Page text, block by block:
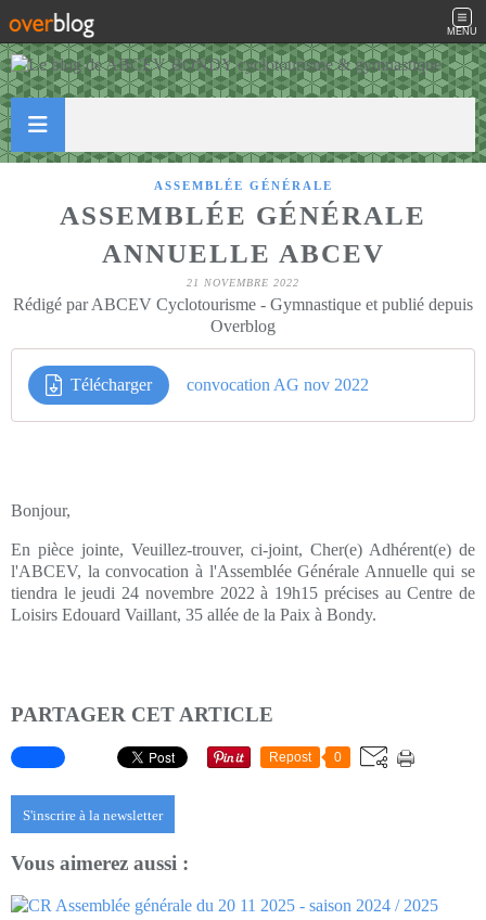
MENU
ASSEMBLÉE GÉNÉRALE
ASSEMBLÉE GÉNÉRALE
ANNUELLE ABCEV
21 NOVEMBRE 2022
Rédigé par ABCEV Cyclotourisme - Gymnastique et publié depuis
Overblog
Télécharger convocation AG nov 2022
Bonjour,
En pièce jointe, Veuillez-trouver, ci-joint, Cher(e) Adhérent(e) de
l'ABCEV, la convocation à l'Assemblée Générale Annuelle qui se
tiendra le jeudi 24 novembre 2022 à 19h15 précises au Centre de
Loisirs Edouard Vaillant, 35 allée de la Paix à Bondy.
PARTAGER CET ARTICLE
Repost 0
S'inscrire à la newsletter
Vous aimerez aussi :